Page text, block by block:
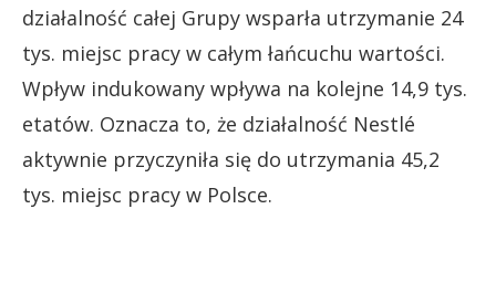
działalność całej Grupy wsparła utrzymanie 24
tys. miejsc pracy w całym łańcuchu wartości.
Wpływ indukowany wpływa na kolejne 14,9 tys.
etatów. Oznacza to, że działalność Nestlé
aktywnie przyczyniła się do utrzymania 45,2
tys. miejsc pracy w Polsce.